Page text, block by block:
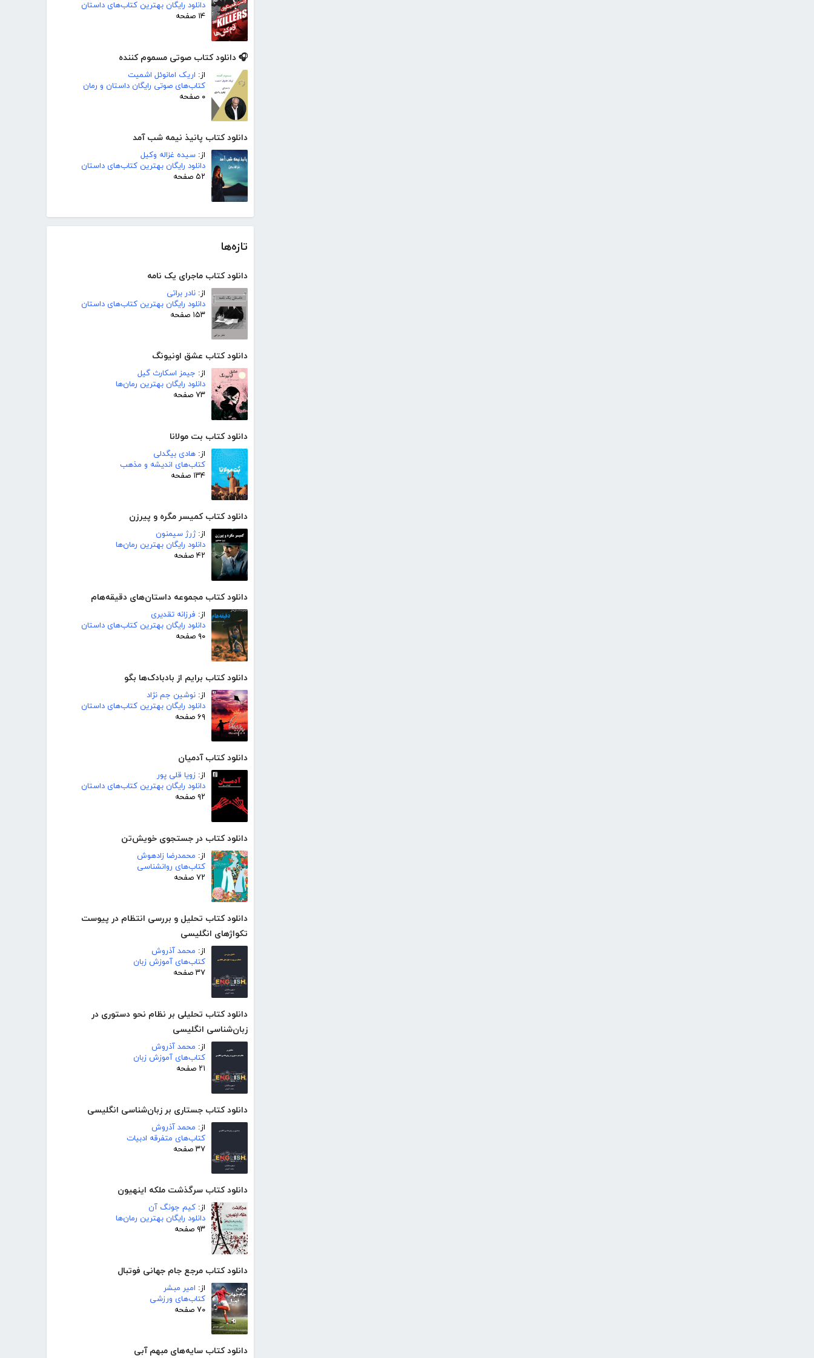
دانلود رایگان بهترین کتاب‌های داستان
۱۴ صفحه
🎧 دانلود کتاب صوتی مسموم کننده
از: اریک امانوئل اشمیت
کتاب‌های صوتی رایگان داستان و رمان
۰ صفحه
دانلود کتاب پانیذ نیمه شب آمد
از: سیده غزاله وکیل
دانلود رایگان بهترین کتاب‌های داستان
۵۲ صفحه
تازه‌ها
دانلود کتاب ماجرای یک نامه
از: نادر براتی
دانلود رایگان بهترین کتاب‌های داستان
۱۵۳ صفحه
دانلود کتاب عشق اونیونگ
از: جیمز اسکارث گیل
دانلود رایگان بهترین رمان‌ها
۷۳ صفحه
دانلود کتاب بت مولانا
از: هادی بیگدلی
کتاب‌های اندیشه و مذهب
۱۳۴ صفحه
دانلود کتاب کمیسر مگره و پیرزن
از:ژرژ سیمنون
دانلود رایگان بهترین رمان‌ها
۴۲ صفحه
دانلود کتاب مجموعه داستان‌های دقیقه‌هام
از: فرزانه تقدیری
دانلود رایگان بهترین کتاب‌های داستان
۹۰ صفحه
دانلود کتاب برایم از بادبادک‌ها بگو
از: نوشین جم نژاد
دانلود رایگان بهترین کتاب‌های داستان
۶۹ صفحه
دانلود کتاب آدمیان
از: زویا قلی پور
دانلود رایگان بهترین کتاب‌های داستان
۹۲ صفحه
دانلود کتاب در جستجوی خویش‌تن
از: محمدرضا زادهوش
کتاب‌های روانشناسی
۷۲ صفحه
دانلود کتاب تحلیل و بررسی انتظام در پیوست
تکواژهای انگلیسی
از: محمد آذروش
کتاب‌های آموزش زبان
۳۷ صفحه
دانلود کتاب تحلیلی بر نظام نحو دستوری در
زبان‌شناسی انگلیسی
از: محمد آذروش
کتاب‌های آموزش زبان
۲۱ صفحه
دانلود کتاب جستاری بر زبان‌شناسی انگلیسی
از: محمد آذروش
کتاب‌های متفرقه ادبیات
۳۷ صفحه
دانلود کتاب سرگذشت ملکه اینهیون
از: کیم جونگ آن
دانلود رایگان بهترین رمان‌ها
۹۳ صفحه
دانلود کتاب مرجع جام جهانی فوتبال
از: امیر مبشر
کتاب‌های ورزشی
۷۰ صفحه
دانلود کتاب سایه‌های مبهم آبی